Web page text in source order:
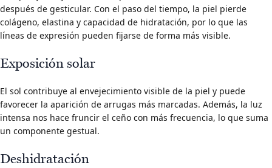
después de gesticular. Con el paso del tiempo, la piel pierde
colágeno, elastina y capacidad de hidratación, por lo que las
líneas de expresión pueden fijarse de forma más visible.
Exposición solar
El sol contribuye al envejecimiento visible de la piel y puede
favorecer la aparición de arrugas más marcadas. Además, la luz
intensa nos hace fruncir el ceño con más frecuencia, lo que suma
un componente gestual.
Deshidratación